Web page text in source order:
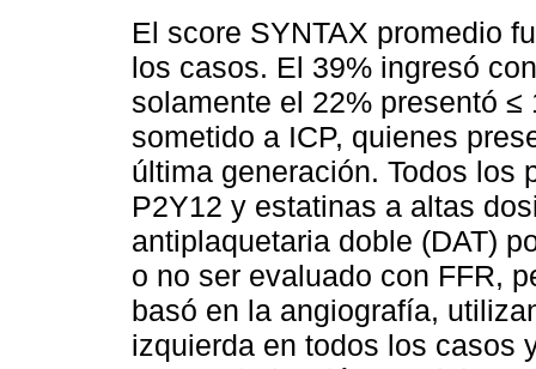
El score SYNTAX promedio
los casos. El 39% ingresó
solamente el 22% presentó
sometido a ICP, quienes
última generación. Todos los
P2Y12 y estatinas a altas
antiplaquetaria doble (DAT)
o no ser evaluado con FFR,
basó en la angiografía,
izquierda en todos los casos